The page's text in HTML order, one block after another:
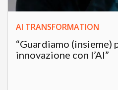
AI TRANSFORMATION
“Guardiamo (insieme)
innovazione con l’AI”